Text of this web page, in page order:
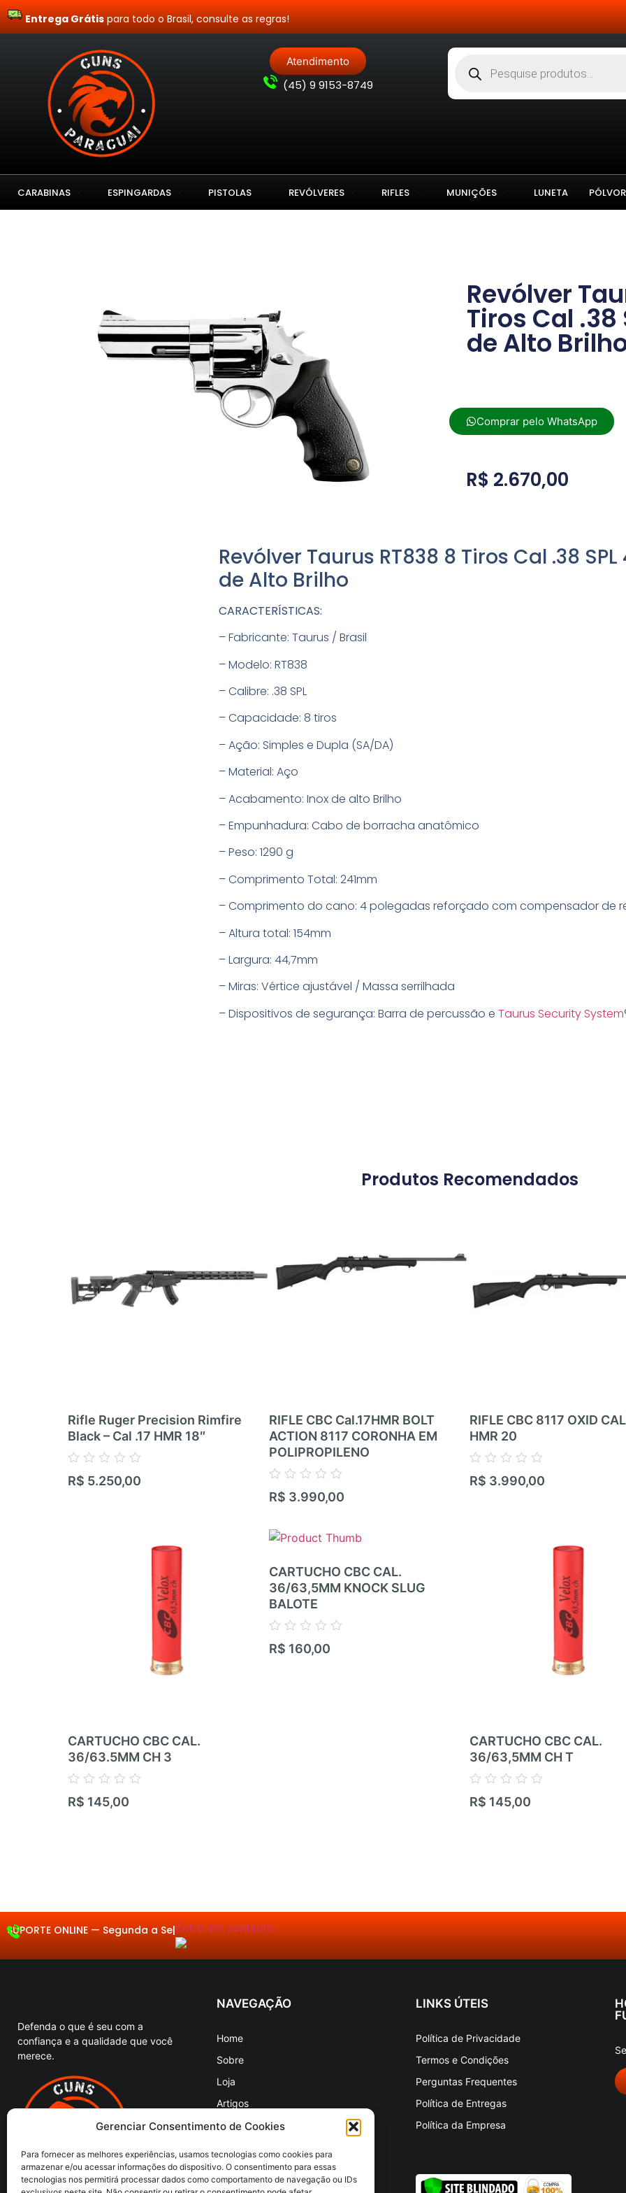
Gerenciar Consentimento de Cookies
Para fornecer as melhores experiências, usamos tecnologias como cookies para
armazenar e/ou acessar informações do dispositivo. O consentimento para essas
tecnologias nos permitirá processar dados como comportamento de navegação ou IDs
Site Blindado
Entrega Grátispara todo o Brasil, consulte as regras!
Atendimento
(45) 9 9153-8749
CARABINAS ESPINGARDAS PISTOLAS REVÓLVERES RIFLES MUNIÇÕES LUNETA
Revólver
Tiros Cal .38
de Alto
Comprar pelo WhatsApp
R$ 2.670,00
Revólver Taurus RT838 8 Tiros Cal .38 SPL
de Alto Brilho
CARACTERÍSTICAS:
– Fabricante: Taurus / Brasil
– Modelo: RT838
– Calibre: .38 SPL
– Capacidade: 8 tiros
– Ação: Simples e Dupla (SA/DA)
– Material: Aço
– Acabamento: Inox de alto Brilho
– Empunhadura: Cabo de borracha anatômico
– Peso: 1290 g
– Comprimento Total: 241mm
– Comprimento do cano: 4 polegadas reforçado com compensador de
– Altura total: 154mm
– Largura: 44,7mm
– Miras: Vértice ajustável / Massa serrilhada
– Dispositivos de segurança: Barra de percussão eTaurus Security System
Produtos Recomendados
Rifle Ruger Precision Rimfire
Black – Cal .17 HMR 18″
Avaliação
0
R$ 5.250,00
RIFLE CBC Cal.17HMR BOLT
ACTION 8117 CORONHA EM
POLIPROPILENO
Avaliação
0
R$ 3.990,00
RIFLE CBC 8117 OXID
HMR 20
Avaliação
0
R$ 3.990,00
CARTUCHO CBC CAL.
36/63.5MM CH 3
Avaliação
0
R$ 145,00
CARTUCHO CBC CAL.
36/63,5MM KNOCK SLUG
BALOTE
Avaliação
0
R$ 160,00
CARTUCHO CBC CAL.
36/63,5MM CH T
Avaliação
0
R$ 145,00
SUPORTE ONLINE — Seg|Entre em contacto.
Defenda o que é seu com a
confiança e a qualidade que você
merece.
NAVEGAÇÃO
Home
Sobre
Loja
Artigos
Entre em Contato
LINKS ÚTEIS
Política de Privacidade
Termos e Condições
Perguntas Frequentes
Política de Entregas
Política da Empresa